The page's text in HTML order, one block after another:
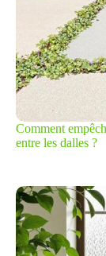
Comment
entre les dalles ?